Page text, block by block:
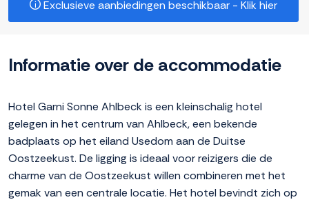
Exclusieve aanbiedingen beschikbaar - Klik hier
Informatie over de accommodatie
Hotel Garni Sonne Ahlbeck is een kleinschalig hotel
gelegen in het centrum van Ahlbeck, een bekende
badplaats op het eiland Usedom aan de Duitse
Oostzeekust. De ligging is ideaal voor reizigers die de
charme van de Oostzeekust willen combineren met het
gemak van een centrale locatie. Het hotel bevindt zich op